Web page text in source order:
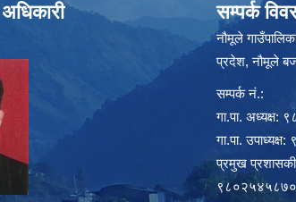
सम्पर्क
नौमूले
प्रदेश, नौमूले
सम्पर्क नं.:
गा.पा.
गा.पा.
प्रमुख
९८०२५४५८७०